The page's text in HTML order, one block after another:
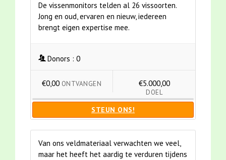
De vissenmonitors telden al 26 vissoorten.
Jong en oud, ervaren en nieuw, iedereen
brengt eigen expertise mee.
Donors : 0
€0,00 ONTVANGEN €5.000,00
DOEL
STEUN ONS!
Van ons veldmateriaal verwachten we veel,
maar het heeft het aardig te verduren tijdens